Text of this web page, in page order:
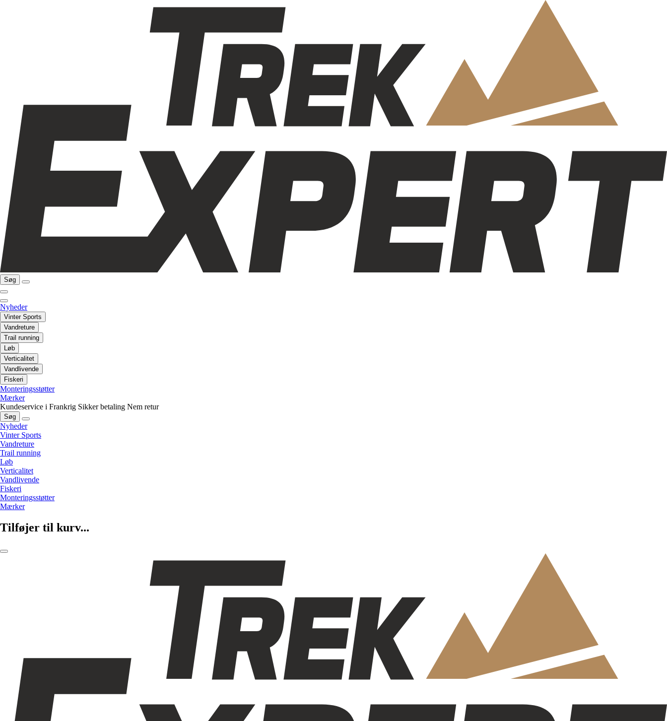
Søg
Nyheder
Vinter Sports
Vandreture
Trail running
Løb
Verticalitet
Vandlivende
Fiskeri
Monteringsstøtter
Mærker
Kundeservice i Frankrig Sikker betaling Nem retur
Søg
Nyheder
Vinter Sports
Vandreture
Trail running
Løb
Verticalitet
Vandlivende
Fiskeri
Monteringsstøtter
Mærker
Tilføjer til kurv...